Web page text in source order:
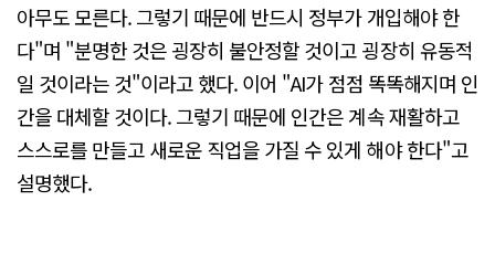
아무도 모른다. 그렇기 때문에 반드시 정부가 개입해야 한
다"며 "분명한 것은 굉장히 불안정할 것이고 굉장히 유동적
일 것이라는 것"이라고 했다. 이어 "AI가 점점 똑똑해지며 인
간을 대체할 것이다. 그렇기 때문에 인간은 계속 재활하고
스스로를 만들고 새로운 직업을 가질 수 있게 해야 한다"고
설명했다.